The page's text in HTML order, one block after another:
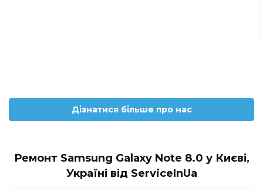
Дізнатися більше про нас
Ремонт Samsung Galaxy Note 8.0 у Києві,
Україні від ServiceInUa